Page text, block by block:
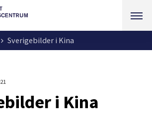
Sverigebilder i Kina
i Kina